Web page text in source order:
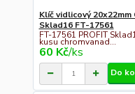
Klíč vidlicový 20x22mm
Sklad16 FT-17561
FT-17561 PROFIT
kusu chromvanad...
60 Kč/ks
Do